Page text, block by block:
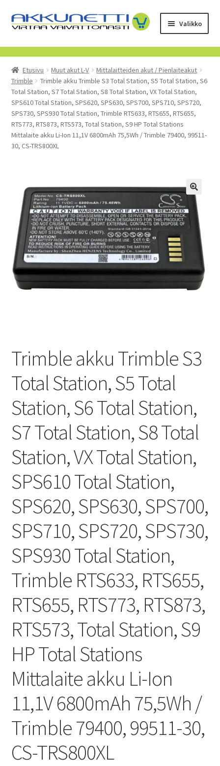
Siirry
navigointiin
Siirry
sisältöön
Valikko
Kauppa
Tietoa meistä
Yrityksille
Toimitusehdot
POISTUVAT TUOTTEET
Etusivu Muut akut L-V
Mittalaitteiden akut / Pienlaiteakut
Trimble
Trimble akku Trimble S3 Total Station, S5 Total Station, S6
Total Station, S7 Total Station, S8 Total Station, VX Total Station,
SPS610 Total Station, SPS620, SPS630, SPS700, SPS710, SPS720,
SPS730, SPS930 Total Station, Trimble RTS633, RTS655, RTS655,
RTS773, RTS873, RTS573, Total Station, S9 HP Total Stations
Mittalaite akku Li-Ion 11,1V 6800mAh 75,5Wh / Trimble 79400, 99511-
30, CS-TRS800XL
Trimble akku Trimble S3
Total Station, S5 Total
Station, S6 Total Station,
S7 Total Station, S8 Total
Station, VX Total Station,
SPS610 Total Station,
SPS620, SPS630, SPS700,
SPS710, SPS720, SPS730,
SPS930 Total Station,
Trimble RTS633, RTS655,
RTS655, RTS773, RTS873,
RTS573, Total Station, S9
HP Total Stations
Mittalaite akku Li-Ion
11,1V 6800mAh 75,5Wh /
Trimble 79400, 99511-30,
CS-TRS800XL